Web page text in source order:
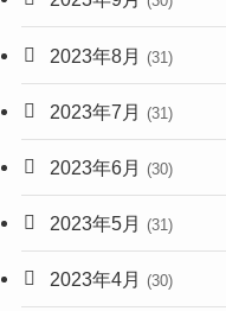
2023年8月 (31)
2023年7月 (31)
2023年6月 (30)
2023年5月 (31)
2023年4月 (30)